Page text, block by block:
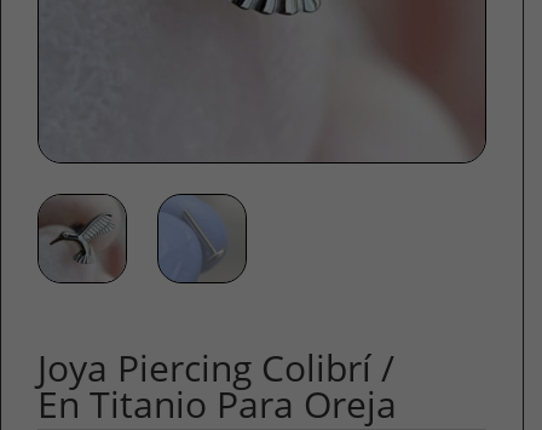
Joya Piercing Colibrí /
En Titanio Para Oreja